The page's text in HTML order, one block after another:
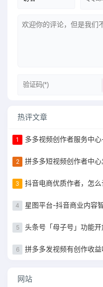
热评文章
1 多多视频创作者服务中
2
3 抖音电商优质作者，怎
4 星图平台-抖音商业内容
5 头条号「母子号」功能
6 拼多多发视频有创作收
网站